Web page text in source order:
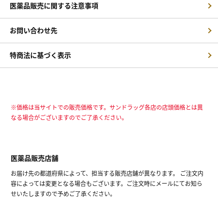
医薬品販売に関する注意事項
お問い合わせ先
特商法に基づく表示
※価格は当サイトでの販売価格です。サンドラッグ各店の店頭価格とは異
なる場合がございますのでご了承ください。
医薬品販売店舗
お届け先の都道府県によって、担当する販売店舗が異なります。 ご注文内
容によっては変更となる場合もございます。ご注文時にメールにてお知ら
せいたしますので予めご了承ください。